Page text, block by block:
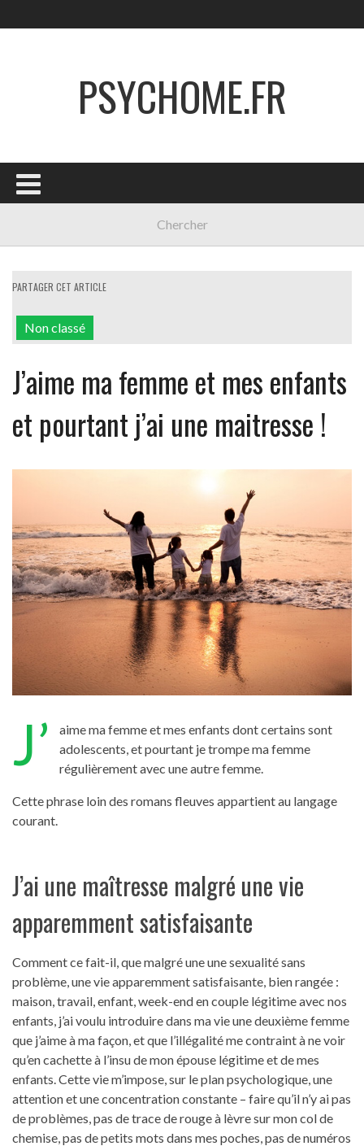
PSYCHOME.FR
PARTAGER CET ARTICLE
Non classé
J’aime ma femme et mes enfants
et pourtant j’ai une maitresse !
J’
aime ma femme et mes enfants dont certains sont
adolescents, et pourtant je trompe ma femme
régulièrement avec une autre femme.
Cette phrase loin des romans fleuves appartient au langage
courant.
J’ai une maîtresse malgré une vie
apparemment satisfaisante
Comment ce fait-il, que malgré une une sexualité sans
problème, une vie apparemment satisfaisante, bien rangée :
maison, travail, enfant, week-end en couple légitime avec nos
enfants, j’ai voulu introduire dans ma vie une deuxième femme
que j’aime à ma façon, et que l’illégalité me contraint à ne voir
qu’en cachette à l’insu de mon épouse légitime et de mes
enfants. Cette vie m’impose, sur le plan psychologique, une
attention et une concentration constante – faire qu’il n’y ai pas
de problèmes, pas de trace de rouge à lèvre sur mon col de
chemise, pas de petits mots dans mes poches, pas de numéros